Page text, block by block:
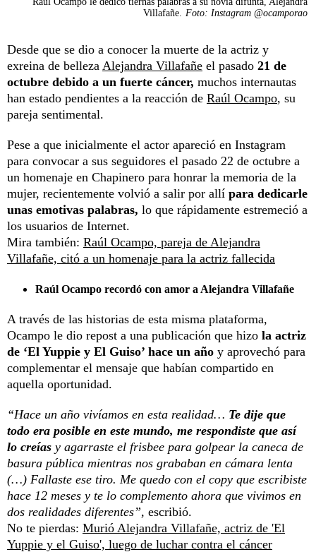
Villafañe.
Foto: Instagram @ocamporao
Desde que se dio a conocer la muerte de la actriz y
exreina de belleza Alejandra Villafañe el pasado 21 de
octubre debido a un fuerte cáncer, muchos internautas
han estado pendientes a la reacción de Raúl Ocampo, su
pareja sentimental.
Pese a que inicialmente el actor apareció en Instagram
para convocar a sus seguidores el pasado 22 de octubre a
un homenaje en Chapinero para honrar la memoria de la
mujer, recientemente volvió a salir por allí para dedicarle
unas emotivas palabras, lo que rápidamente estremeció a
los usuarios de Internet.
Mira también: Raúl Ocampo, pareja de Alejandra
Villafañe, citó a un homenaje para la actriz fallecida
Raúl Ocampo recordó con amor a Alejandra Villafañe
A través de las historias de esta misma plataforma,
Ocampo le dio repost a una publicación que hizo la actriz
de ‘El Yuppie y El Guiso’ hace un año y aprovechó para
complementar el mensaje que habían compartido en
aquella oportunidad.
“Hace un año vivíamos en esta realidad… Te dije que
todo era posible en este mundo, me respondiste que así
lo creías y agarraste el frisbee para golpear la caneca de
basura pública mientras nos grababan en cámara lenta
(…) Fallaste ese tiro. Me quedo con el copy que escribiste
hace 12 meses y te lo complemento ahora que vivimos en
dos realidades diferentes”, escribió.
No te pierdas: Murió Alejandra Villafañe, actriz de 'El
Yuppie y el Guiso', luego de luchar contra el cáncer